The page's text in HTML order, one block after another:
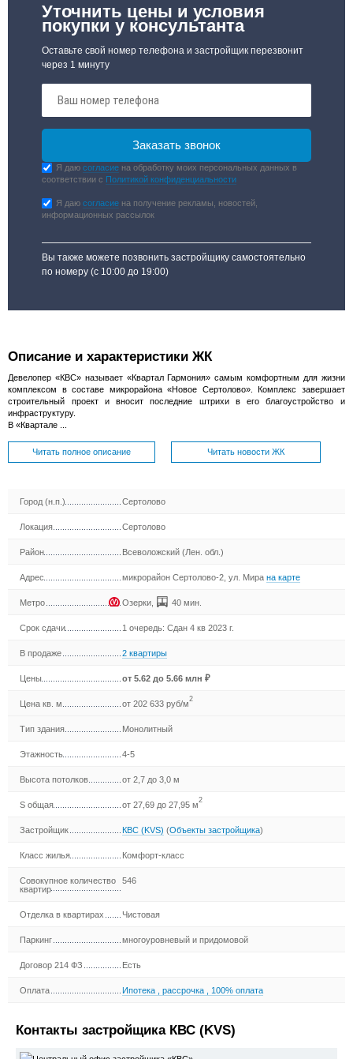
Уточнить цены и условия
покупки у консультанта
Оставьте свой номер телефона и застройщик перезвонит
через 1 минуту
Я даюсогласие на обработку моих персональных данных в
соответствии с Политикой конфиденциальности
Я даюсогласие на получение рекламы, новостей,
информационных рассылок
Вы также можете позвонить застройщику самостоятельно
по номеру(с 10:00 до 19:00)
Описание и характеристики ЖК
Девелопер «КВС» называет «Квартал Гармония» самым комфортным для жизни
комплексом в составе микрорайона «Новое Сертолово». Комплекс завершает
строительный проект и вносит последние штрихи в его благоустройство и
инфраструктуру.
В «Квартале ...
Читать полное описание Читать новости ЖК
Город (н.п.) Сертолово
Локация Сертолово
Район Всеволожский (Лен. обл.)
Адрес микрорайон Сертолово-2, ул. Мирана карте
Метро Озерки 40 мин.
Срок сдачи 1 очередь: Сдан 4 кв 2023 г.
В продаже 2 квартиры
Цены от5.62 до 5.66 млн ₽
Цена кв. м от 202 633 руб/м2
Тип здания Монолитный
Этажность 4-5
Высота потолков от 2,7 до 3,0 м
S общая от 27,69 до 27,95 м2
Застройщик КВС (KVS) (Объекты застройщика)
Класс жилья Комфорт-класс
Совокупное количество
квартир
546
Отделка в квартирах Чистовая
Паркинг многоуровневый и придомовой
Договор 214 ФЗ Есть
Оплата Ипотека ,рассрочка 100% оплата
Контакты застройщика КВС (KVS)